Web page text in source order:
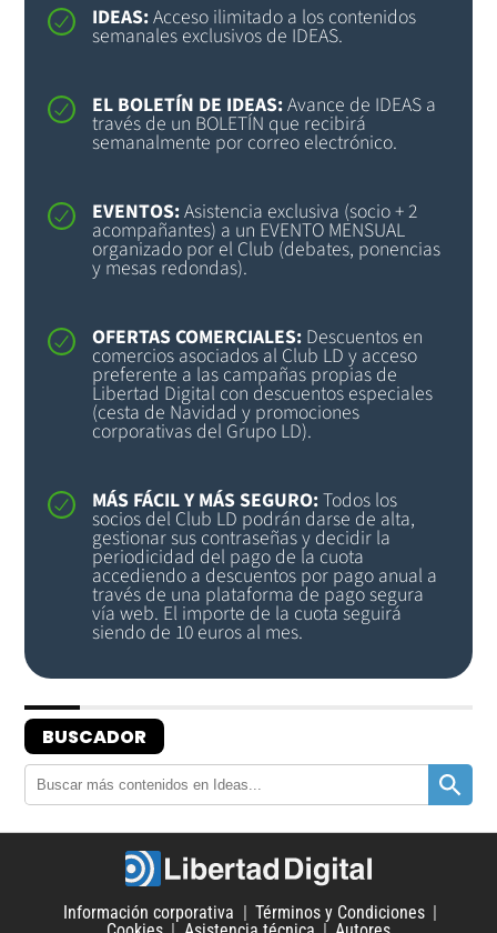
IDEAS:Acceso ilimitado a los contenidos
semanales exclusivos de IDEAS.
EL BOLETÍN DE IDEAS:Avance de IDEAS a
través de un BOLETÍN que recibirá
semanalmente por correo electrónico.
EVENTOS:Asistencia exclusiva (socio + 2
acompañantes) a un EVENTO MENSUAL
organizado por el Club (debates, ponencias
y mesas redondas).
OFERTAS COMERCIALES:Descuentos en
comercios asociados al Club LD y acceso
preferente a las campañas propias de
Libertad Digital con descuentos especiales
(cesta de Navidad y promociones
corporativas del Grupo LD).
MÁS FÁCIL Y MÁS SEGURO:Todos los
socios del Club LD podrán darse de alta,
gestionar sus contraseñas y decidir la
periodicidad del pago de la cuota
accediendo a descuentos por pago anual a
través de una plataforma de pago segura
vía web. El importe de la cuota seguirá
siendo de 10 euros al mes.
BUSCADOR
Información corporativa
Términos y Condiciones